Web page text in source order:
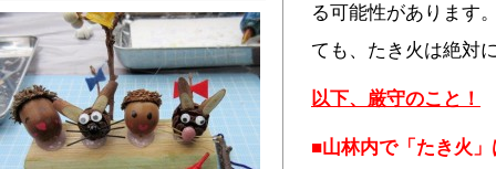
る可能性があります
ても、たき火は絶対
以下、厳守のこと！
■山林内で「たき火